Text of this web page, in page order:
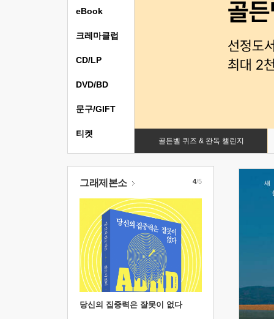
골든벨 퀴즈 & 완독 챌린지
eBook
크레마클럽
CD/LP
DVD/BD
문구/GIFT
티켓
그래제본소
당신의 집중력은 잘못이 없다
4/5